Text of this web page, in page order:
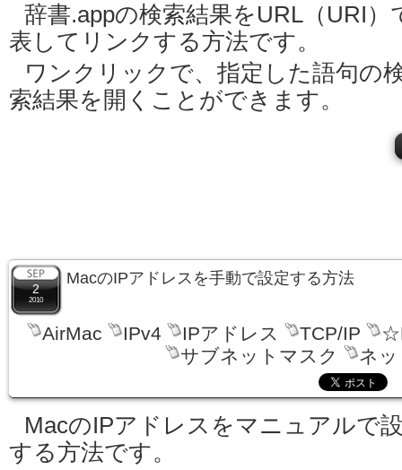
辞書.appの検索結果をURL（URI）
表してリンクする方法です。
ワンクリックで、指定した語句の
索結果を開くことができます。
2
2010
MacのIPアドレスを手動で設定する方法
AirMac IPv4 IPアドレス TCP/IP
サブネットマスク
ネ
MacのIPアドレスをマニュアルで
する方法です。